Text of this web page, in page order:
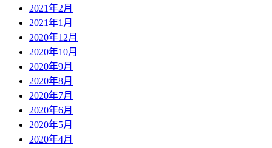
2021年2月
2021年1月
2020年12月
2020年10月
2020年9月
2020年8月
2020年7月
2020年6月
2020年5月
2020年4月